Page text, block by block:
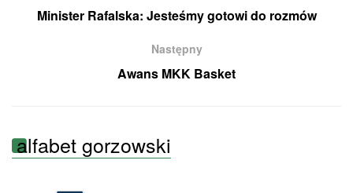
Minister Rafalska: Jesteśmy gotowi do rozmów
Następny
Awans MKK Basket
alfabet gorzowski